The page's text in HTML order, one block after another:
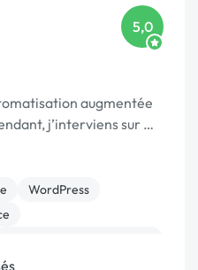
5,0
augmentée
j’interviens sur …
WordPress